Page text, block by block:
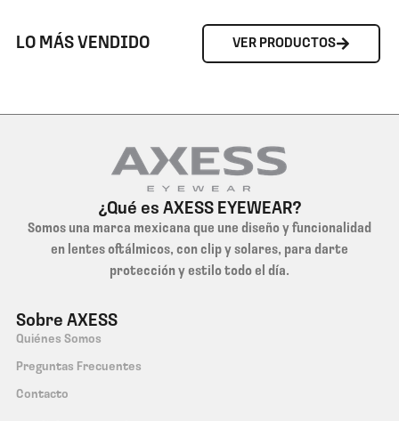
LO MÁS VENDIDO VER PRODUCTOS
¿Qué es AXESS EYEWEAR?
Somos una marca mexicana que une diseño y funcionalidad
en lentes oftálmicos, con clip y solares, para darte
protección y estilo todo el día.
Sobre AXESS
Quiénes Somos
Preguntas Frecuentes
Contacto